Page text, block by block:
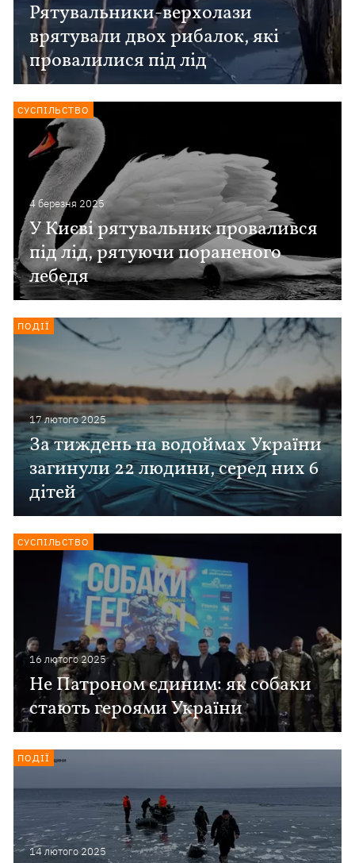
Рятувальники-верхолази
врятували двох рибалок, які
провалилися під лід
4 березня 2025
У Києві рятувальник провалився
під лід, рятуючи пораненого
лебедя
СУСПІЛЬСТВО
17 лютого 2025
За тиждень на водоймах України
загинули 22 людини, серед них 6
дітей
ПОДІЇ
16 лютого 2025
Не Патроном єдиним: як собаки
стають героями України
СУСПІЛЬСТВО
14 лютого 2025
ПОДІЇ